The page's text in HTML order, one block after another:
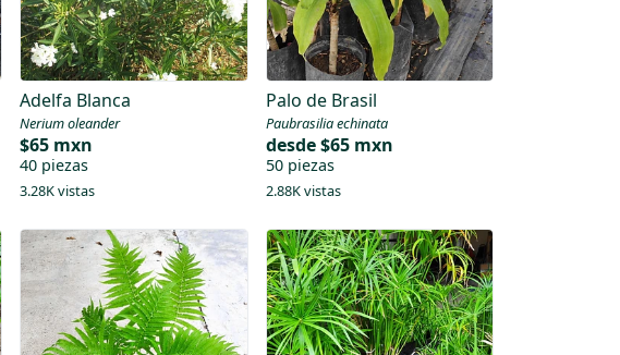
Adelfa Blanca
Nerium oleander
$65 mxn
40 piezas
3.28K vistas
Palo de Brasil
Paubrasilia echinata
desde$65 mxn
50 piezas
2.88K vistas